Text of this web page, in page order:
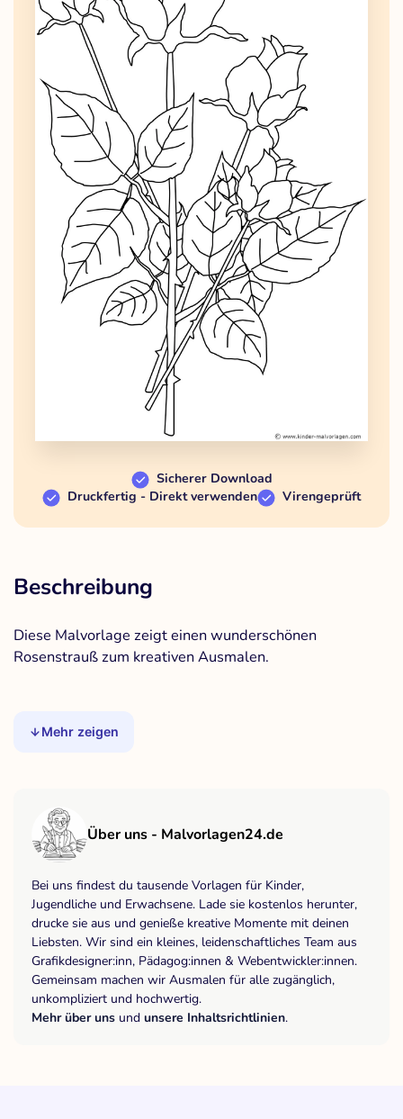
Sicherer Download
Druckfertig - Direkt verwenden
Virengeprüft
Beschreibung
Diese Malvorlage zeigt einen wunderschönen
Rosenstrauß zum kreativen Ausmalen.
Mehr zeigen
Über uns - Malvorlagen24.de
Bei uns findest du tausende Vorlagen für Kinder,
Jugendliche und Erwachsene. Lade sie kostenlos herunter,
drucke sie aus und genieße kreative Momente mit deinen
Liebsten. Wir sind ein kleines, leidenschaftliches Team aus
Grafikdesigner:inn, Pädagog:innen & Webentwickler:innen.
Gemeinsam machen wir Ausmalen für alle zugänglich,
unkompliziert und hochwertig.
Mehr über uns und unsere Inhaltsrichtlinien.